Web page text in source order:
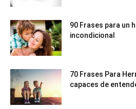
90 Frases para un
incondicional
70 Frases Para
capaces de